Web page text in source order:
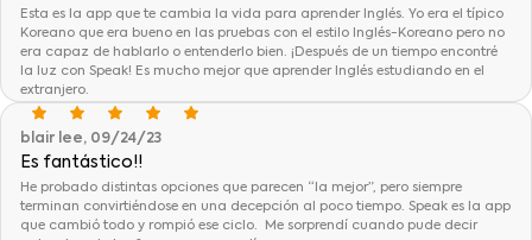
Esta es la app que te cambia la vida para aprender Inglés. Yo era el típico
Koreano que era bueno en las pruebas con el estilo Inglés-Koreano pero no
era capaz de hablarlo o entenderlo bien. ¡Después de un tiempo encontré
la luz con Speak! Es mucho mejor que aprender Inglés estudiando en el
extranjero.
blair lee, 09/24/23
Es fantástico!!
He probado distintas opciones que parecen “la mejor”, pero siempre
terminan convirtiéndose en una decepción al poco tiempo. Speak es la app
que cambió todo y rompió ese ciclo. Me sorprendí cuando pude decir